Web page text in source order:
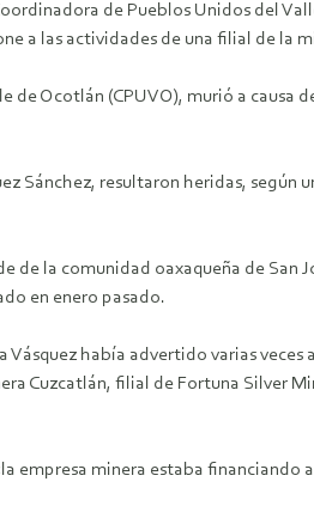
de Pueblos Unidos del
a las actividades de una filial de la
de Ocotlán (CPUVO), murió a
Sánchez, resultaron heridas,
la comunidad oaxaqueña de San
en enero pasado.
había advertido varias
Cuzcatlán, filial de Fortuna Silver
empresa minera estaba